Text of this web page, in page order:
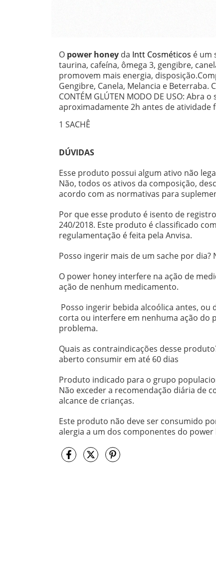
O power honey da Intt Cosméticos é um
taurina, cafeína, ômega 3, gengibre,
promovem mais energia, disposição.
Gengibre, Canela, Melancia e
CONTÉM GLÚTEN MODO DE USO:
aproximadamente 2h antes de atividade
1 SACHÊ
DÚVIDAS
Esse produto possui algum ativo não
Não, todos os ativos da composição,
acordo com as normativas para
Por que esse produto é isento de
240/2018. Este produto é classificado
regulamentação é feita pela Anvisa.
Posso ingerir mais de um sache por dia?
O power honey interfere na ação de
ação de nenhum medicamento.
Posso ingerir bebida alcoólica antes, ou
corta ou interfere em nenhuma ação do
problema.
Quais as contraindicações desse
aberto consumir em até 60 dias
Produto indicado para o grupo
Não exceder a recomendação diária de
alcance de crianças.
Este produto não deve ser consumido
alergia a um dos componentes do